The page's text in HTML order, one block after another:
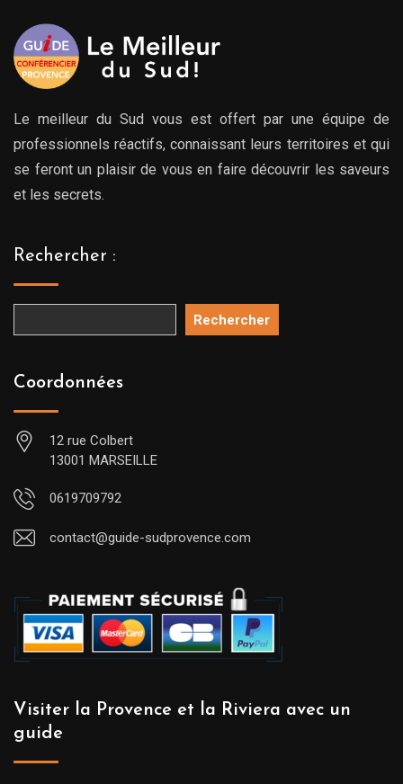
Le meilleur du Sud vous est offert par une équipe de
professionnels réactifs, connaissant leurs territoires et qui
se feront un plaisir de vous en faire découvrir les saveurs
et les secrets.
Rechercher :
Rechercher
Coordonnées
12 rue Colbert
13001 MARSEILLE
0619709792
contact@guide-sudprovence.com
Visiter la Provence et la Riviera avec un
guide